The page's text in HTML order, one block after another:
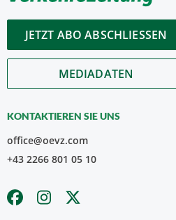
JETZT ABO ABSCHLIESSEN
MEDIADATEN
KONTAKTIEREN SIE UNS
office@oevz.com
+43 2266 801 05 10